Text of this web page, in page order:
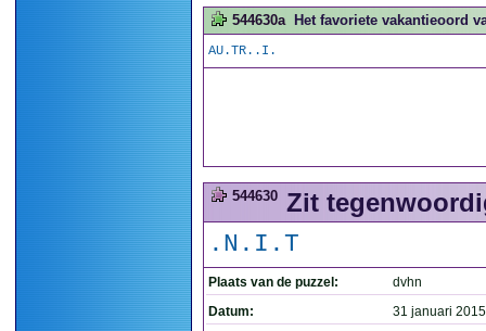
544630a Het favoriete vakantieoord
AU.TR..I.
544630 Zit
.N.I.T
Plaats van de puzzel:
dvhn
Datum:
31 januari